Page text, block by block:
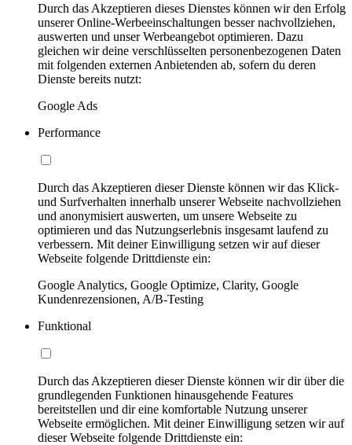
Durch das Akzeptieren dieses Dienstes können wir den Erfolg
unserer Online-Werbeeinschaltungen besser nachvollziehen,
auswerten und unser Werbeangebot optimieren. Dazu
gleichen wir deine verschlüsselten personenbezogenen Daten
mit folgenden externen Anbietenden ab, sofern du deren
Dienste bereits nutzt:
Google Ads
Performance
Durch das Akzeptieren dieser Dienste können wir das Klick-
und Surfverhalten innerhalb unserer Webseite nachvollziehen
und anonymisiert auswerten, um unsere Webseite zu
optimieren und das Nutzungserlebnis insgesamt laufend zu
verbessern. Mit deiner Einwilligung setzen wir auf dieser
Webseite folgende Drittdienste ein:
Google Analytics, Google Optimize, Clarity, Google
Kundenrezensionen, A/B-Testing
Funktional
Durch das Akzeptieren dieser Dienste können wir dir über die
grundlegenden Funktionen hinausgehende Features
bereitstellen und dir eine komfortable Nutzung unserer
Webseite ermöglichen. Mit deiner Einwilligung setzen wir auf
dieser Webseite folgende Drittdienste ein: